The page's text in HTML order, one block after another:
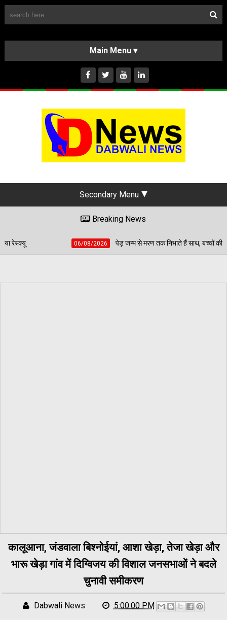
HOME
ABOUT US
INSTAGRAM
Secondary Menu
Breaking News
पेड़ जन्म से मरण तक निभाते हैं साथ, बच्चों की प्रतिभा चमकाकर वरिष्ठ नागरिकों ने
कालूआना, जंडवाला बिश्नोईयां, आशा खेड़ा, तेजा खेड़ा और
भारू खेड़ा गांव में दिग्विजय की विशाल जनसभाओं ने बदले
चुनावी समीकरण
Dabwali News 5:00:00 PM